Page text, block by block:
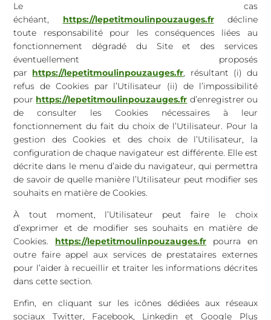
Le cas
échéant,
https://lepetitmoulinpouzauges.fr
décline
toute responsabilité pour les conséquences liées au
fonctionnement dégradé du Site et des services
éventuellement proposés
par https://lepetitmoulinpouzauges.fr, résultant (i) du
refus de Cookies par l’Utilisateur (ii) de l’impossibilité
pour https://lepetitmoulinpouzauges.fr d’enregistrer ou
de consulter les Cookies nécessaires à leur
fonctionnement du fait du choix de l’Utilisateur. Pour la
gestion des Cookies et des choix de l’Utilisateur, la
configuration de chaque navigateur est différente. Elle est
décrite dans le menu d’aide du navigateur, qui permettra
de savoir de quelle manière l’Utilisateur peut modifier ses
souhaits en matière de Cookies.
À tout moment, l’Utilisateur peut faire le choix
d’exprimer et de modifier ses souhaits en matière de
Cookies.
https://lepetitmoulinpouzauges.fr
pourra en
outre faire appel aux services de prestataires externes
pour l’aider à recueillir et traiter les informations décrites
dans cette section.
Enfin, en cliquant sur les icônes dédiées aux réseaux
sociaux Twitter, Facebook, Linkedin et Google Plus